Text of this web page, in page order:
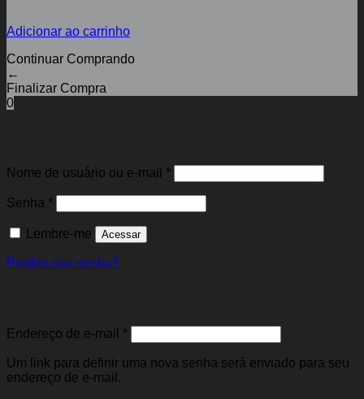
Adicionar ao carrinho
Continuar Comprando
←
Finalizar Compra
0
Nome de usuário ou e-mail *Obrigatório
Senha *Obrigatório
Lembre-me Acessar
Perdeu sua senha?
Endereço de e-mail *Obrigatório
Um link para definir uma nova senha será enviado para seu
endereço de e-mail.